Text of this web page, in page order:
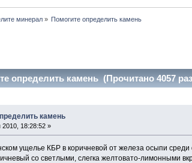
минерал » Помогите определить камень
определить камень (Прочитано 4057
камень
2010, 18:28:52 »
ущелье КБР в коричневой от железа осыпи
со светлыми, слегка желтовато-лимонными